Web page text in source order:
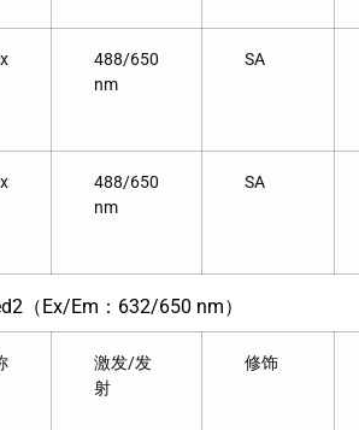
488/650
nm
SA
488/650
nm
SA
（Ex/Em：632/650 nm）
激发/发
射
修饰